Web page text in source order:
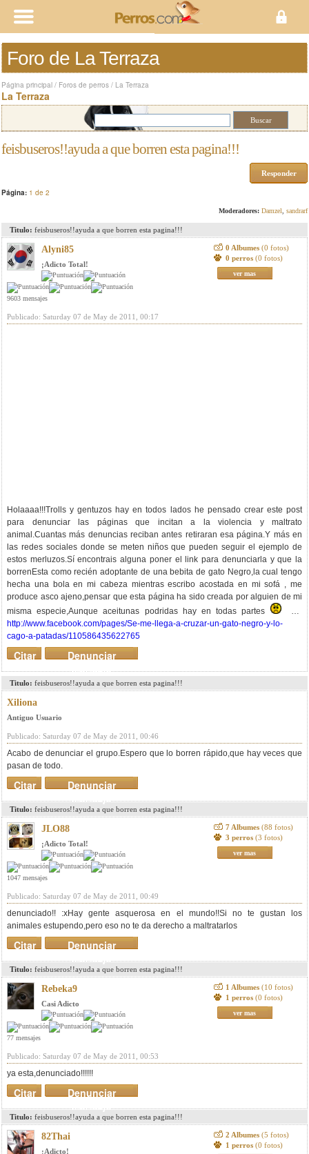
Foro de La Terraza
Página principal / Foros de perros / La Terraza
La Terraza
feisbuseros!!ayuda a que borren esta pagina!!!
Responder
Página: 1 de 2
Moderadores: Damzel sandrarf
Titulo: feisbuseros!!ayuda a que borren esta pagina!!!
Alyni85
¡Adicto Total!
9603 mensajes
0 Albumes (0 fotos)
0 perros (0 fotos)
ver mas
Publicado: Saturday 07 de May de 2011, 00:17
Holaaaa!!!Trolls y gentuzos hay en todos lados he pensado crear este post
para denunciar las páginas que incitan a la violencia y maltrato
animal.Cuantas más denuncias reciban antes retiraran esa página.Y más en
las redes sociales donde se meten niños que pueden seguir el ejemplo de
estos merluzos.Sí encontrais alguna poner el link para denunciarla y que la
borrenEsta como recién adoptante de una bebita de gato Negro,la cual tengo
hecha una bola en mi cabeza mientras escribo acostada en mi sofá , me
produce asco ajeno,pensar que esta página ha sido creada por alguien de mi
misma especie,Aunque aceitunas podridas hay en todas partes
http://www.facebook.com/pages/Se-me-llega-a-cruzar-un-gato-negro-y-lo-
cago-a-patadas/110586435622765
Denunciar
mensaje
Citar
Titulo: feisbuseros!!ayuda a que borren esta pagina!!!
Xiliona
Antiguo Usuario
Publicado: Saturday 07 de May de 2011, 00:46
Acabo de denunciar el grupo.Espero que lo borren rápido,que hay veces que
pasan de todo.
Denunciar
mensaje
Citar
Titulo: feisbuseros!!ayuda a que borren esta pagina!!!
JLO88
¡Adicto Total!
1047 mensajes
7 Albumes (88 fotos)
3 perros (3 fotos)
ver mas
Publicado: Saturday 07 de May de 2011, 00:49
denunciado!! :xHay gente asquerosa en el mundo!!Si no te gustan los
animales estupendo,pero eso no te da derecho a maltratarlos
Denunciar
mensaje
Citar
Titulo: feisbuseros!!ayuda a que borren esta pagina!!!
Rebeka9
Casi Adicto
77 mensajes
1 Albumes (10 fotos)
1 perros (0 fotos)
ver mas
Publicado: Saturday 07 de May de 2011, 00:53
ya esta,denunciado!!!!!!
Denunciar
mensaje
Citar
Titulo: feisbuseros!!ayuda a que borren esta pagina!!!
82Thai
¡Adicto!
2 Albumes (5 fotos)
1 perros (0 fotos)